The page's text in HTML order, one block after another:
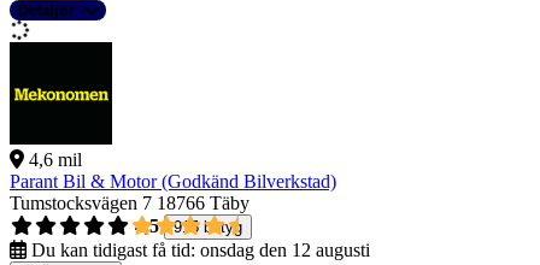
Detaljer
4,6 mil
Parant Bil & Motor (Godkänd Bilverkstad)
Tumstocksvägen 7 18766 Täby
4,5
915 betyg
Du kan tidigast få tid: onsdag den 12 augusti